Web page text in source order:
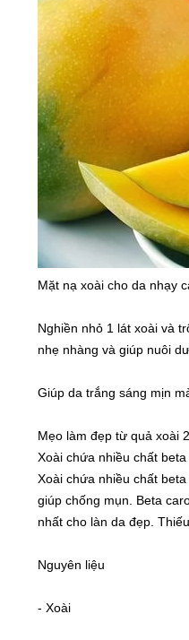
Mặt nạ xoài cho da nhạy
Nghiền nhỏ 1 lát xoài và
nhẹ nhàng và giúp nuôi
Giúp da trắng sáng mịn
Mẹo làm đẹp từ quả xoài 2
Xoài chứa nhiều chất beta
Xoài chứa nhiều chất
giúp chống mụn. Beta
nhất cho làn da đẹp.
Nguyên liệu
- Xoài